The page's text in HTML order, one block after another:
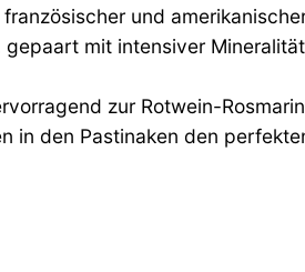
und
mit intensiver
zur Rotwein-
in den Pastinaken den